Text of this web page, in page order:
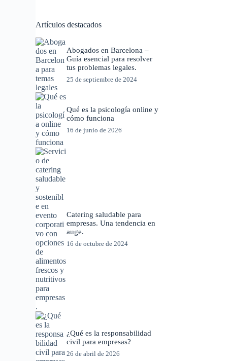
Artículos destacados
Abogados en Barcelona –
Guía esencial para resolver
tus problemas legales.
25 de septiembre de 2024
Qué es la psicología online y
cómo funciona
16 de junio de 2026
Catering saludable para
empresas. Una tendencia en
auge.
16 de octubre de 2024
¿Qué es la responsabilidad
civil para empresas?
26 de abril de 2026